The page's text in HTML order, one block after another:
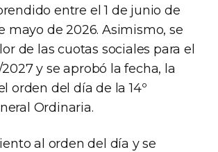
entre el 1 de junio de
mayo de 2026. Asimismo, se
de las cuotas sociales para el
y se aprobó la fecha, la
orden del día de la 14º
Ordinaria.
al orden del día y se